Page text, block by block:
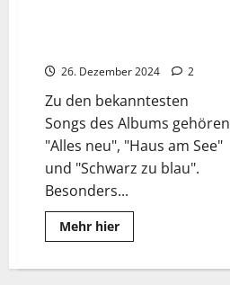
26. Dezember 2024 2
Zu den bekanntesten
Songs des Albums gehören
"Alles neu", "Haus am See"
und "Schwarz zu blau".
Besonders...
Mehr hierRead
more
Fox: